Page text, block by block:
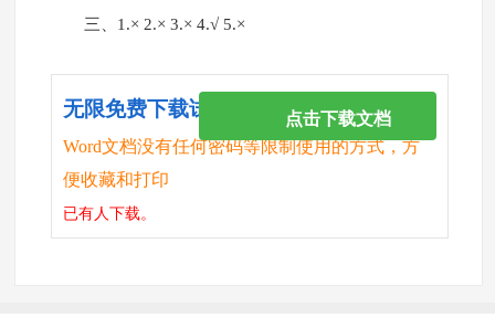
三、1.× 2.× 3.× 4.√ 5.×
无限免费下载试卷
Word文档没有任何密码等限制使用的方式，方
便收藏和打印
已有人下载。
点击下载文档